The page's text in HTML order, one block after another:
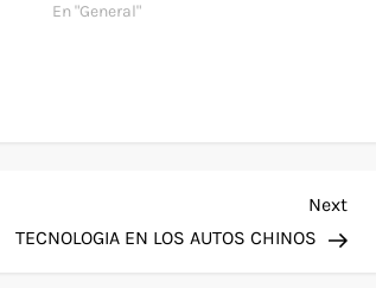
En "General"
Next
Post
Next
TECNOLOGIA EN LOS AUTOS CHINOS